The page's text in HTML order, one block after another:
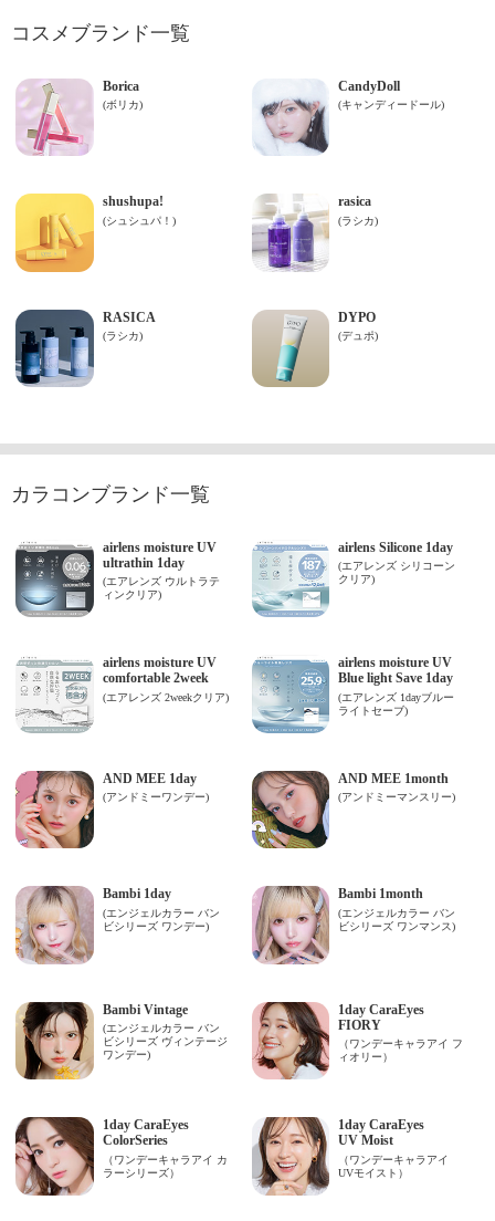
コスメブランド一覧
カラコンブランド一覧